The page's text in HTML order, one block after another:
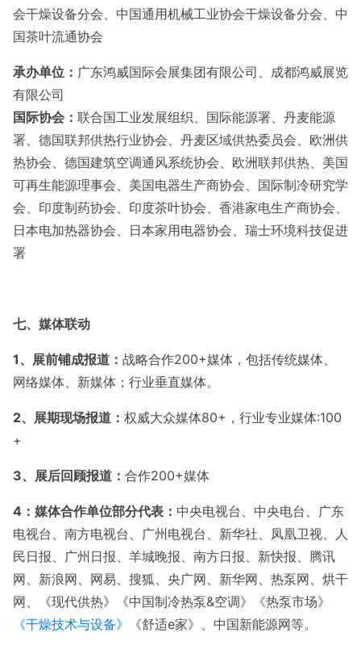
会干燥设备分会、中国通用机械工业协会干燥设备分会、中
国茶叶流通协会
承办单位 ： 广东鸿威国际会展集团有限公司、成都鸿威展览
有限公司
国际协会 ： 联合国工业发展组织、国际能源署、丹麦能源
署、德国联邦供热行业协会、丹麦区域供热委员会、欧洲供
热协会、德国建筑空调通风系统协会、欧洲联邦供热、美国
可再生能源理事会、美国电器生产商协会、国际制冷研究学
会、印度制药协会、印度茶叶协会、香港家电生产商协会、
日本电加热器协会、日本家用电器协会、瑞士环境科技促进
署
七、媒体联动
1、展前铺成报道： 战略合作200+媒体，包括传统媒体、
网络媒体、新媒体；行业垂直媒体。
2、展期现场报道： 权威大众媒体80+，行业专业媒体:100
+
3、展后回顾报道： 合作200+媒体
4 ：媒体合作单位部分代表： 中央电视台、中央电台、广东
电视台、南方电视台、广州电视台、新华社、凤凰卫视、人
民日报、广州日报、羊城晚报、南方日报、新快报、腾讯
网、新浪网、网易、搜狐、央广网、新华网、热泵网、烘干
网、《现代供热》《中国制冷热泵&空调》《热泵市场》
《干燥技术与设备》
《舒适e家》、中国新能源网等。